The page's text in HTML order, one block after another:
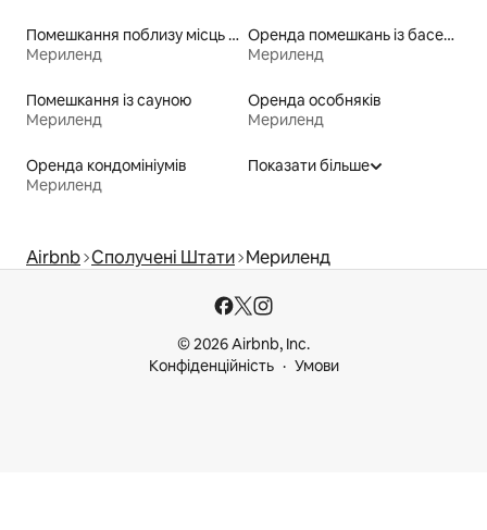
Помешкання поблизу місць для катання на байдарках
Мериленд
Оренда помешкань із басейном
Мериленд
Помешкання із сауною
Мериленд
Оренда особняків
Мериленд
Оренда кондомініумів
Мериленд
Показати більше
Airbnb Сполучені Штати Мериленд
© 2026 Airbnb, Inc.
Конфіденційність
Умови